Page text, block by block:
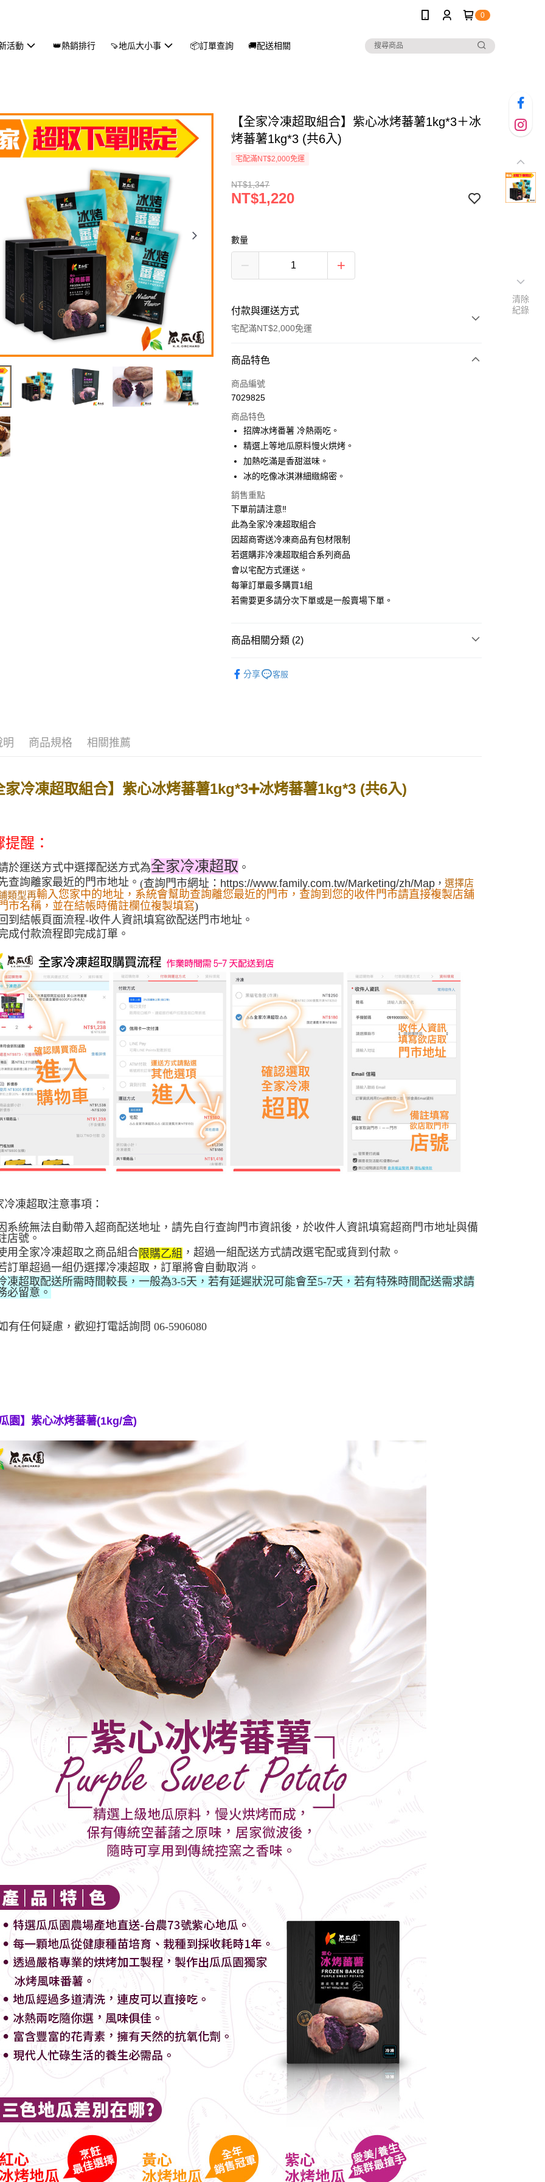
0
活動 👑熱銷排行 🍠地瓜大小事 📦訂單查詢 🚚配送相關
【全家冷凍超取組合】紫心冰烤蕃薯1kg*3＋冰
烤蕃薯1kg*3 (共6入)
宅配滿NT$2,000免運
NT$1,347
NT$1,220
數量
付款與運送方式
宅配滿NT$2,000免運
付款方式
信用卡一次付款
Apple Pay
街口支付
悠遊付
全盈+PAY
相關說明
【關於「AFTEE先享後付」】
AFTEE先享後付是「在收到商品之後才付款」的支付方式。 讓您購物簡單
便利好安心！
１．簡單：不需註冊會員、不需綁卡、不需儲值。
２．便利：只要手機號碼，簡訊認證，即可結帳。
３．安心：先確認商品／服務後，再付款。
付」結帳頁面，進行簡訊認證並確認金額後，即可完成結帳。
／ATM／網路銀行／等多元方式進行付款，方視為交易完成。
交易，需依本服務之必要範圍內提供個人資料，並將交易相關給付款項請
求債權轉讓予恩沛科技股份有限公司。
４．使用「AFTEE先享後付」時，將依據個別帳號之用戶狀況，依本公司
即時審查核予不同之上限額度；若仍有額度不足之情形，本公司將視審查
結果請求用戶進行身份認證。
５．嚴禁一人註冊多個帳號或使用他人資訊註冊。若發現惡意使用之情
動。
ATM付款
運送方式
每筆NT$180
商品特色
商品編號
7029825
商品特色
招牌冰烤番薯 冷熱兩吃。
精選上等地瓜原料慢火烘烤。
加熱吃滿是香甜滋味。
冰的吃像冰淇淋細緻綿密。
銷售重點
下單前請注意‼
此為全家冷凍超取組合
因超商寄送冷凍商品有包材限制
若選購非冷凍超取組合系列商品
會以宅配方式運送。
每筆訂單最多購買1組
若需要更多請分次下單或是一般賣場下單。
商品相關分類 (2)
分享 客服
明 商品規格 相關推薦
家冷凍超取組合】紫心冰烤蕃薯1kg*3➕冰烤蕃薯1kg*3 (共6入)
醒：
於運送方式中選擇配送方式為全家冷凍超取 。
查詢離家最近的門市地址。(查詢門市網址： https://www.family.com.tw/Marketing/zh/Map ，選擇店
類型再輸入您家中的地址，系統會幫助查詢離您最近的門市，查詢到您的收件門市請直接複製店舖
市名稱，並在結帳時備註欄位複製填寫)
到結帳頁面流程-收件人資訊填寫欲配送門市地址。
成付款流程即完成訂單。
冷凍超取注意事項：
系統無法自動帶入超商配送地址，請先自行查詢門市資訊後，於收件人資訊填寫超商門市地址與備
店號。
用全家冷凍超取之商品組合限購乙組 ，超過一組配送方式請改選宅配或貨到付款。
訂單超過一組仍選擇冷凍超取，訂單將會自動取消。
凍超取配送所需時間較長，一般為3-5天，若有延遲狀況可能會至5-7天，若有特殊時間配送需求請
必留意。
任何疑慮，歡迎打電話詢問 06-5906080
園】紫心冰烤蕃薯(1kg/盒)
清除
紀錄